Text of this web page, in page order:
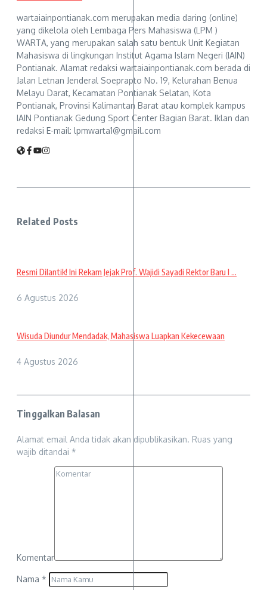
wartaiainpontianak.com merupakan media daring (online)
yang dikelola oleh Lembaga Pers Mahasiswa (LPM )
WARTA, yang merupakan salah satu bentuk Unit Kegiatan
Mahasiswa di lingkungan Institut Agama Islam Negeri (IAIN)
Pontianak. Alamat redaksi wartaiainpontianak.com berada di
Jalan Letnan Jenderal Soeprapto No. 19, Kelurahan Benua
Melayu Darat, Kecamatan Pontianak Selatan, Kota
Pontianak, Provinsi Kalimantan Barat atau komplek kampus
IAIN Pontianak Gedung Sport Center Bagian Barat. Iklan dan
redaksi E-mail: lpmwarta1@gmail.com
Related Posts
Resmi Dilantik! Ini Rekam Jejak Prof. Wajidi Sayadi Rektor Baru I ...
6 Agustus 2026
Wisuda Diundur Mendadak, Mahasiswa Luapkan Kekecewaan
4 Agustus 2026
Tinggalkan Balasan
Alamat email Anda tidak akan dipublikasikan. Ruas yang
wajib ditandai *
Komentar
Nama *